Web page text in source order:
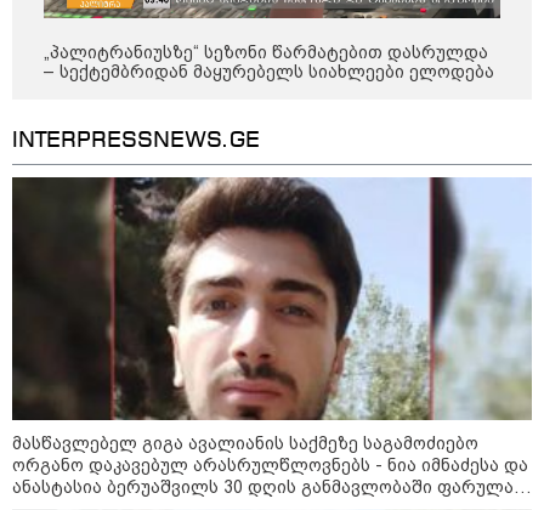
11:40 / 07-08-2026
"დაკავებულია 3 პირი, რომლებიც
სისტემატურად ამზადებდნენ ცნობილი
ბრენდების ფალსიფიცირებულ ვისკისა და
სხვა ალკოჰოლურ სასმელებს" -
საგამოძიებო სამსახური
20:12 / 07-08-2026
"ჩანაწერში მამა-შვილს შორის
კამათი მიმდინარეობს - ნია
იმნაძე დემონსტრირებას
ახდენს, რომ ის არა მხოლოდ
ეთანხმება იმას, რაც მოხდა,
არამედ გარკვეულ წინმსწრებ
„პალიტრანიუსზე“ სეზონი წარმატებით დასრულდა
– სექტემბრიდან მაყურებელს სიახლეები ელოდება
INTERPRESSNEWS.GE
მასწავლებელ გიგა ავალიანის საქმეზე საგამოძიებო
ორგანო დაკავებულ არასრულწლოვნებს - ნია იმნაძესა და
ანასტასია ბერუაშვილს 30 დღის განმავლობაში ფარულად